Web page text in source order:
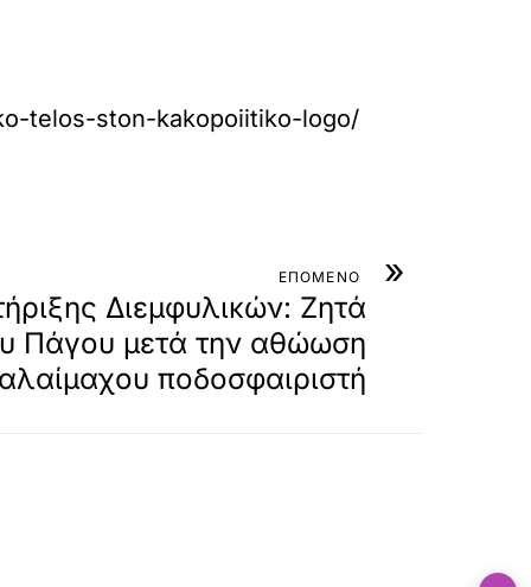
telos-ston-kakopoiitiko-logo/
»
ΕΠΟΜΕΝΟ
Διεμφυλικών: Ζητά
Πάγου μετά την αθώωση
ποδοσφαιριστή